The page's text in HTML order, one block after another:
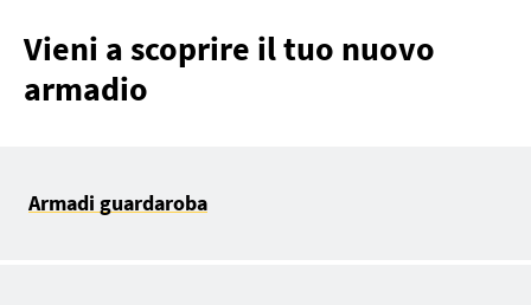
Vieni a scoprire il tuo nuovo
armadio
Armadi guardaroba